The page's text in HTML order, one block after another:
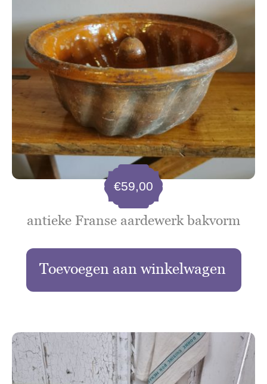
antieke Franse aardewerk bakvorm
€59,00
Toevoegen aan winkelwagen